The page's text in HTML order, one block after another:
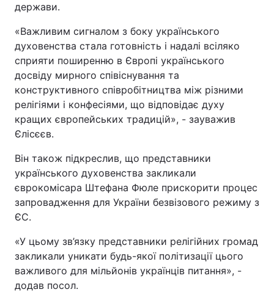
Відео з Youtube
Інтерв'ю Думки
Архів Вакансії
Контакти
ПОСЛУГИ
Реклама на сайті Фотобанк
держави.
«Важливим сигналом з боку українського
духовенства стала готовність і надалі всіляко
сприяти поширенню в Європі українського
досвіду мирного співіснування та
конструктивного співробітництва між різними
релігіями і конфесіями, що відповідає духу
кращих європейських традицій», - зауважив
Єлісєєв.
Він також підкреслив, що представники
українського духовенства закликали
єврокомісара Штефана Фюле прискорити процес
запровадження для України безвізового режиму з
ЄС.
«У цьому зв’язку представники релігійних громад
закликали уникати будь-якої політизації цього
важливого для мільйонів українців питання», -
додав посол.